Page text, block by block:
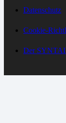
Datenschutz
Cookie-
Der